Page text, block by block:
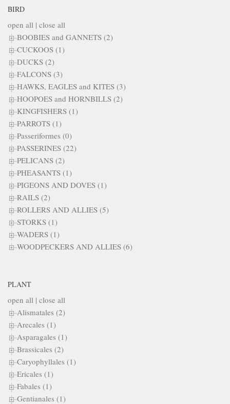
BIRD
open all | close all
BOOBIES and GANNETS (2)
CUCKOOS (1)
DUCKS (2)
FALCONS (3)
HAWKS, EAGLES and KITES (3)
HOOPOES and HORNBILLS (2)
KINGFISHERS (1)
PARROTS (1)
Passeriformes (0)
PASSERINES (22)
PELICANS (2)
PHEASANTS (1)
PIGEONS AND DOVES (1)
RAILS (2)
ROLLERS AND ALLIES (5)
STORKS (1)
WADERS (1)
WOODPECKERS AND ALLIES (6)
PLANT
open all | close all
Alismatales (2)
Arecales (1)
Asparagales (1)
Brassicales (2)
Caryophyllales (1)
Ericales (1)
Fabales (1)
Gentianales (1)